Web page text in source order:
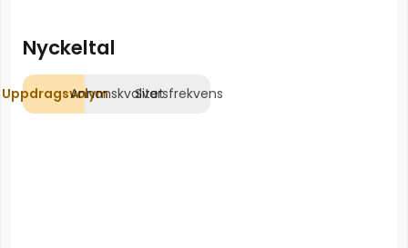
Nyckeltal
UppdragsvolymAnnonskvalitetSvarsfrekvens